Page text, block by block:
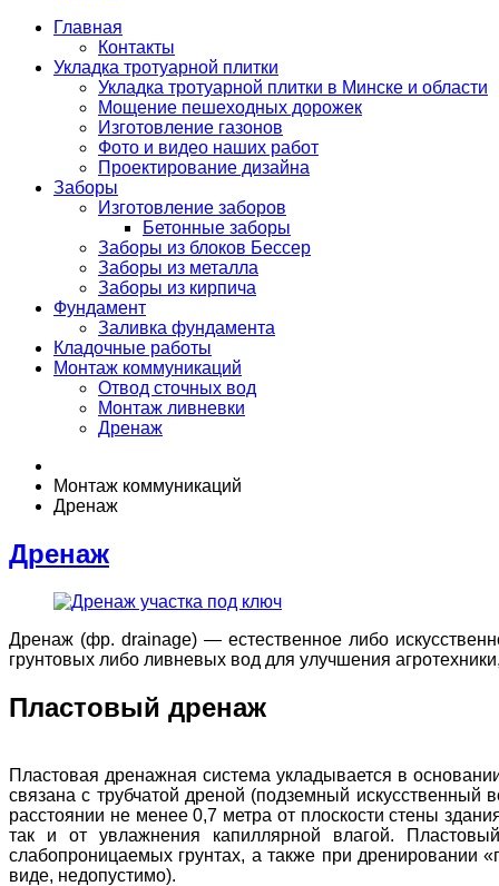
Главная
Контакты
Укладка тротуарной плитки
Укладка тротуарной плитки в Минске и области
Мощение пешеходных дорожек
Изготовление газонов
Фото и видео наших работ
Проектирование дизайна
Заборы
Изготовление заборов
Бетонные заборы
Заборы из блоков Бессер
Заборы из металла
Заборы из кирпича
Фундамент
Заливка фундамента
Кладочные работы
Монтаж коммуникаций
Отвод сточных вод
Монтаж ливневки
Дренаж
Монтаж коммуникаций
Дренаж
Дренаж
Дренаж (фр. drainage) — естественное либо
грунтовых либо ливневых вод для улучшения
Пластовый дренаж
Пластовая дренажная система укладывается в
связана с трубчатой дреной (подземный
расстоянии не менее 0,7 метра от плоскости стены
так и от увлажнения капиллярной влагой.
слабопроницаемых грунтах, а также при дренировании
виде, недопустимо).